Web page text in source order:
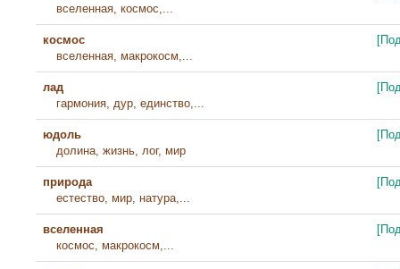
вселенная, космос,...
космос
вселенная, макрокосм,...
лад
гармония, дур, единство,...
юдоль
долина, жизнь, лог, мир
природа
естество, мир, натура,...
вселенная
космос, макрокосм,...